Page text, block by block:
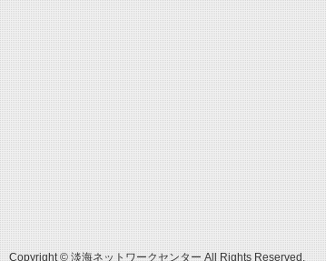
Copyright © 淡海ネットワークセンター All Rights Reserved.